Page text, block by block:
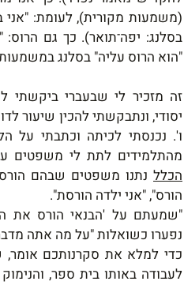
(משמעות מקורית), לעומת:
בסלנג: יפה־תואר). כך גם הרוס:
"הוא הרוס עליה" בסלנג
זה מזכיר לי שבעברי ביקשתי
יסודי, ונתבקשתי להכין שיעור
ו'. נכנסתי לכיתה וכתבתי על
מהתלמידים לתת לי משפטים
הכלל נתנו משפטים שבהם
הורס", "אני ילדה הורסת".
"שמעתם על 'הבנאי הורס את
נפערו כשואלות "על מה אתה
כדי למלא את סקרנותכם
לעבודה באותו בית ספר,